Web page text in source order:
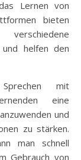
Lernen von
bieten
und helfen den
mit
eine
und
zu stärken.
man schnell
Gebrauch von